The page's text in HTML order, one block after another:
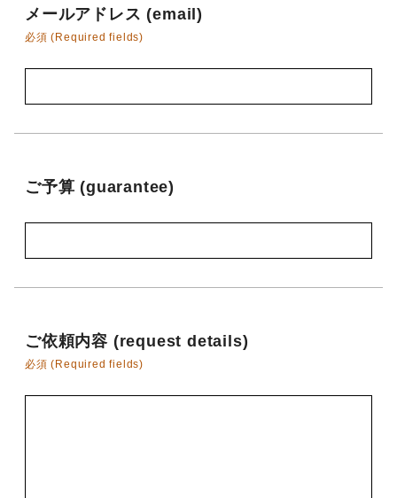
メールアドレス (email)
必須 (Required fields)
ご予算 (guarantee)
ご依頼内容 (request details)
必須 (Required fields)